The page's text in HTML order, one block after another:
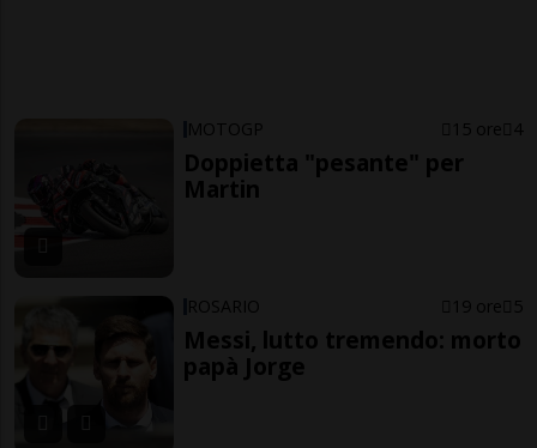
MOTOGP 15 ore 4
Doppietta "pesante" per
Martin
ROSARIO 19 ore 5
Messi, lutto tremendo: morto
papà Jorge